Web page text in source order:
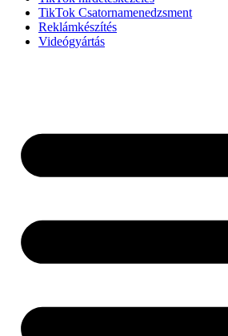
TikTok Csatornamenedzsment
Reklámkészítés
Videógyártás